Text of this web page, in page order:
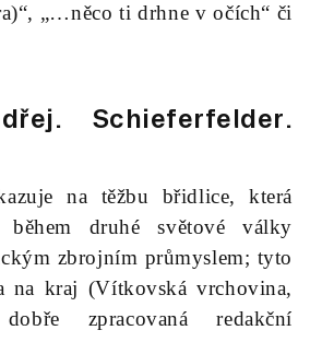
„…něco ti drhne v očích“ či
Schieferfelder.
na těžbu břidlice, která
druhé světové války
zbrojním průmyslem; tyto
na kraj (Vítkovská vrchovina,
zpracovaná redakční